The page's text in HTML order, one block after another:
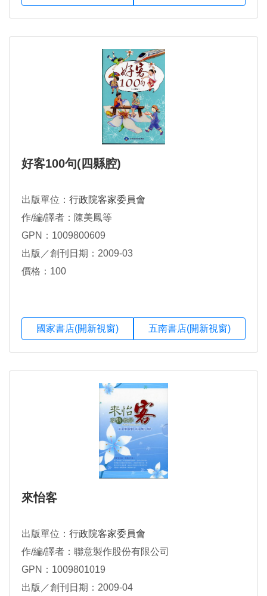
好客100句(四縣腔)
出版單位： 行政院客家委員會
作/編/譯者：陳美鳳等
GPN：1009800609
出版／創刊日期：2009-03
價格：100
國家書店(開新視窗) 五南書店(開新視窗)
來怡客
出版單位： 行政院客家委員會
作/編/譯者：聯意製作股份有限公司
GPN：1009801019
出版／創刊日期：2009-04